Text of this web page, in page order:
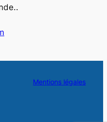
Mentions légales